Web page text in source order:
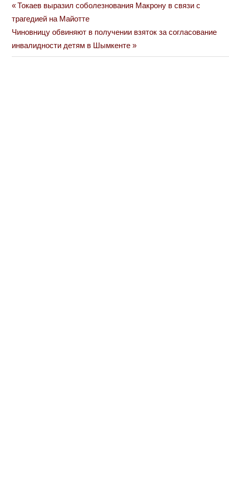
Навигация
по
записям
Previous
Post:
Токаев выразил соболезнования Макрону в связи с
трагедией на Майотте
Next
Post:
Чиновницу обвиняют в получении взяток за согласование
инвалидности детям в Шымкенте